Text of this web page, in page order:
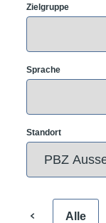
Zielgruppe
Sprache
Standort
Alle